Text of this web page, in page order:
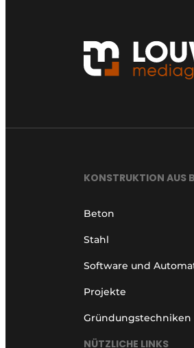
KONSTRUKTION AUS
Beton
Stahl
Software und
Projekte
Gründungstechniken
NÜTZLICHE LINKS